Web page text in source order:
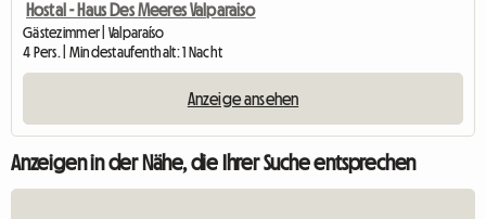
Hostal - Haus Des Meeres Valparaiso
Gästezimmer | Valparaíso
4 Pers. | Mindestaufenthalt: 1 Nacht
Anzeige ansehen
Anzeigen in der Nähe, die Ihrer Suche entsprechen